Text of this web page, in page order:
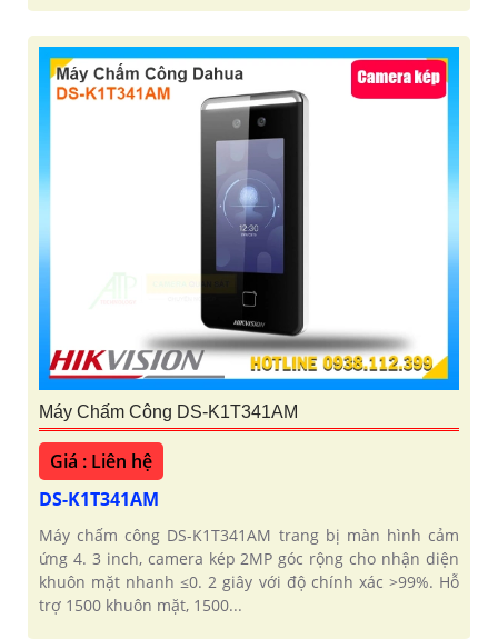
Máy Chấm Công DS-K1T341AM
Giá : Liên hệ
DS-K1T341AM
Máy chấm công DS-K1T341AM trang bị màn hình cảm
ứng 4. 3 inch, camera kép 2MP góc rộng cho nhận diện
khuôn mặt nhanh ≤0. 2 giây với độ chính xác >99%. Hỗ
trợ 1500 khuôn mặt, 1500...